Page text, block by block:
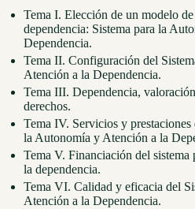
Tema I. Elección de un modelo
dependencia: Sistema para la
Dependencia.
Tema II. Configuración del
Atención a la Dependencia.
Tema III. Dependencia,
derechos.
Tema IV. Servicios y prestaciones
la Autonomía y Atención a la
Tema V. Financiación del sistema
la dependencia.
Tema VI. Calidad y eficacia del
Atención a la Dependencia.